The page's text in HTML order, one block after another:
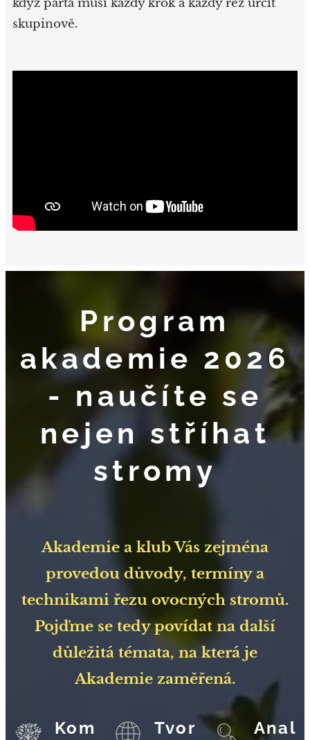
skupinově.
Program
akademie 2026
- naučíte se
nejen stříhat
stromy
Akademie a klub Vás zejména
provedou důvody, termíny a
technikami řezu ovocných stromů.
Pojďme se tedy povídat na další
důležitá témata, na která je
Akademie zaměřená.
Kom
Tvor
Anal